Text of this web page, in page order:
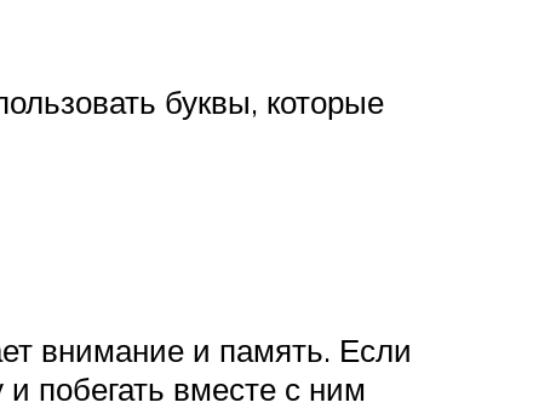
буквы, которые
внимание и память. Если
побегать вместе с ним